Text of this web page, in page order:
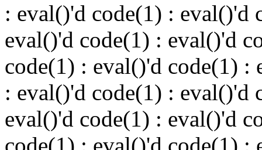
: eval()'d code(1) : eval()'d
eval()'d code(1) : eval()'d
code(1) : eval()'d code(1) :
: eval()'d code(1) : eval()'d
eval()'d code(1) : eval()'d